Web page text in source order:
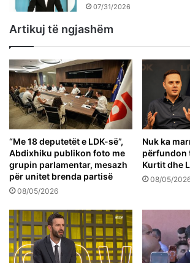
07/31/2026
Artikuj të ngjashëm
“Me 18 deputetët e LDK-së”,
Abdixhiku publikon foto me
grupin parlamentar, mesazh
për unitet brenda partisë
08/05/2026
Nuk ka
përfundon
Kurtit dhe
08/05/